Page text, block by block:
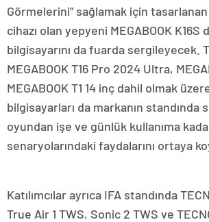
Görmelerini” sağlamak için
cihazı olan yepyeni MEGABOOK K16S
bilgisayarını da fuarda sergileyecek.
MEGABOOK T16 Pro 2024 Ultra,
MEGABOOK T1 14 inç dahil olmak
bilgisayarları da markanın standında
oyundan işe ve günlük kullanıma
senaryolarındaki faydalarını ortaya
Katılımcılar ayrıca IFA standında
True Air 1 TWS, Sonic 2 TWS ve